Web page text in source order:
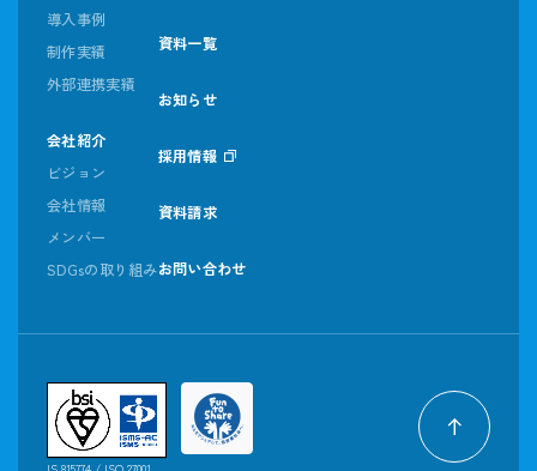
導入事例
制作実績
外部連携実績
会社紹介
ビジョン
会社情報
メンバー
SDGsの取り組み
資料一覧
お知らせ
採用情報
資料請求
お問い合わせ